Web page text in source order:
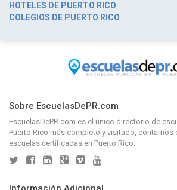
HOTELES DE PUERTO RICO
COLEGIOS DE PUERTO RICO
Sobre EscuelasDePR.com
EscuelasDePR.com es el único directorio de
Puerto Rico más completo y visitado, contamos
escuelas certificadas en Puerto Rico.